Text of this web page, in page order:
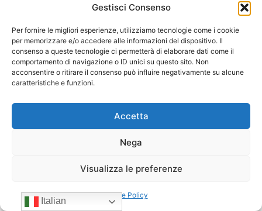
Gestisci Consenso
Per fornire le migliori esperienze, utilizziamo tecnologie come i cookie
per memorizzare e/o accedere alle informazioni del dispositivo. Il
consenso a queste tecnologie ci permetterà di elaborare dati come il
comportamento di navigazione o ID unici su questo sito. Non
acconsentire o ritirare il consenso può influire negativamente su alcune
caratteristiche e funzioni.
Accetta
Nega
Visualizza le preferenze
Cookie Policy
Negozi H24 nel mirino. Trapletti a
Bergamo TV: “I gestori H24 non
sono il problema”
Italian